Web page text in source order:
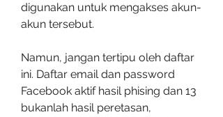
digunakan untuk mengakses akun-
akun tersebut.
Namun, jangan tertipu oleh daftar
ini. Daftar email dan password
Facebook aktif hasil phising dan 13
bukanlah hasil peretasan,